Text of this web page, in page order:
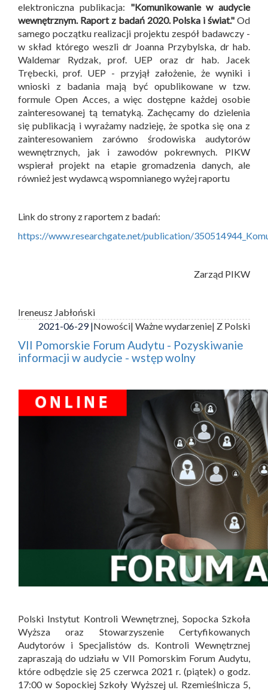
elektroniczna publikacja: "Komunikowanie w audycie
wewnętrznym. Raport z badań 2020. Polska i świat." Od
samego początku realizacji projektu zespół badawczy -
w skład którego weszli dr Joanna Przybylska, dr hab.
Waldemar Rydzak, prof. UEP oraz dr hab. Jacek
Trębecki, prof. UEP - przyjął założenie, że wyniki i
wnioski z badania mają być opublikowane w tzw.
formule Open Acces, a więc dostępne każdej osobie
zainteresowanej tą tematyką. Zachęcamy do dzielenia
się publikacją i wyrażamy nadzieję, że spotka się ona z
zainteresowaniem zarówno środowiska audytorów
wewnętrznych, jak i zawodów pokrewnych. PIKW
wspierał projekt na etapie gromadzenia danych, ale
również jest wydawcą wspomnianego wyżej raportu
Link do strony z raportem z badań:
https://www.researchgate.net/publication/
Zarząd PIKW
Ireneusz Jabłoński
2021-06-29 |Nowości| Ważne wydarzenie| Z Polski
VII Pomorskie Forum Audytu - Pozyskiwanie
informacji w audycie - wstęp wolny
Polski Instytut Kontroli Wewnętrznej, Sopocka Szkoła
Wyższa oraz Stowarzyszenie Certyfikowanych
Audytorów i Specjalistów ds. Kontroli Wewnętrznej
zapraszają do udziału w VII Pomorskim Forum Audytu,
które odbędzie się 25 czerwca 2021 r. (piątek) o godz.
17:00 w Sopockiej Szkoły Wyższej ul. Rzemieślnicza 5,